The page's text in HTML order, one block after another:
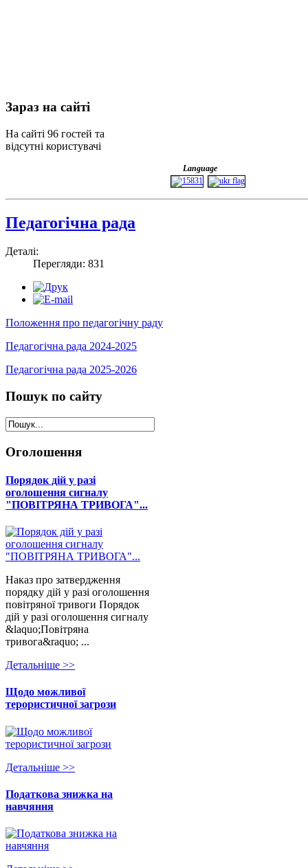
Зараз на сайті
На сайті 96 гостей та
відсутні користувачі
Language
Педагогічна рада
Деталі:
Перегляди: 831
Положення про педагогічну раду
Педагогічна рада 2024-2025
Педагогічна рада 2025-2026
Пошук по сайту
Оголошення
Порядок дій у разі
оголошення сигналу
"ПОВІТРЯНА ТРИВОГА"...
Наказ про затвердження
порядку дій у разі оголошення
повітряної тривоги Порядок
дій у разі оголошення сигналу
&laquo;Повітряна
тривога&raquo; ...
Детальнiше >>
Щодо можливої
терористичної загрози
Детальнiше >>
Податкова знижка на
навчяння